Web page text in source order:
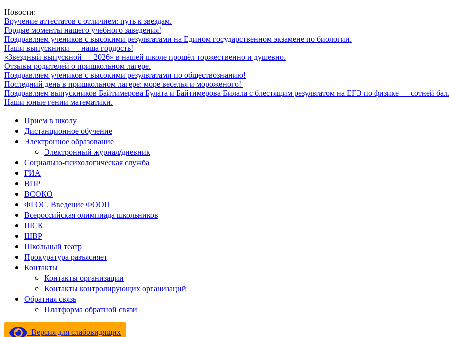
Новости:
Вручение аттестатов с отличием: путь к звездам.
Гордые моменты нашего учебного заведения!
Поздравляем учеников с высокими результатами на Едином государственном экзамене по биологии.
Наши выпускники — наша гордость!
«Звездный выпускной — 2026» в нашей школе прошёл торжественно и душевно.
Отзывы родителей о пришкольном лагере.
Поздравляем учеников с высокими результатами по обществознанию!
Последний день в пришкольном лагере: море веселья и мороженого!
Поздравляем выпускников Байтимерова Булата и Байтимерова Билала с блестящим результатом на ЕГЭ по физике — сотней
Наши юные гении математики.
Прием в школу
Дистанционное обучение
Электронное образование
Электронный журнал/дневник
Социально-психологическая служба
ГИА
ВПР
ВСОКО
ФГОС. Введение ФООП
Всероссийская олимпиада школьников
ШСК
ШВР
Школьный театр
Прокуратура разъясняет
Контакты
Контакты организации
Контакты контролирующих организаций
Обратная связь
Платформа обратной связи
Версия для слабовидящих